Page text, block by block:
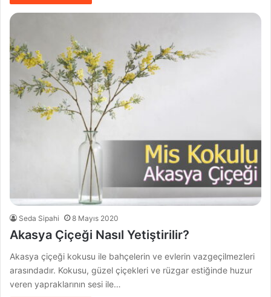
Seda Sipahi 8 Mayıs 2020
Akasya Çiçeği Nasıl Yetiştirilir?
Akasya çiçeği kokusu ile bahçelerin ve evlerin vazgeçilmezleri
arasındadır. Kokusu, güzel çiçekleri ve rüzgar estiğinde huzur
veren yapraklarının sesi ile…